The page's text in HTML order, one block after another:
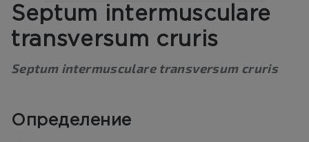
Septum intermusculare
transversum cruris
Septum intermusculare transversum cruris
Определение